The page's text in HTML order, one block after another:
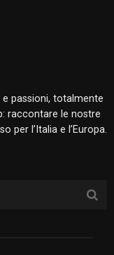
passioni, totalmente
raccontare le nostre
per l’Italia e l’Europa.